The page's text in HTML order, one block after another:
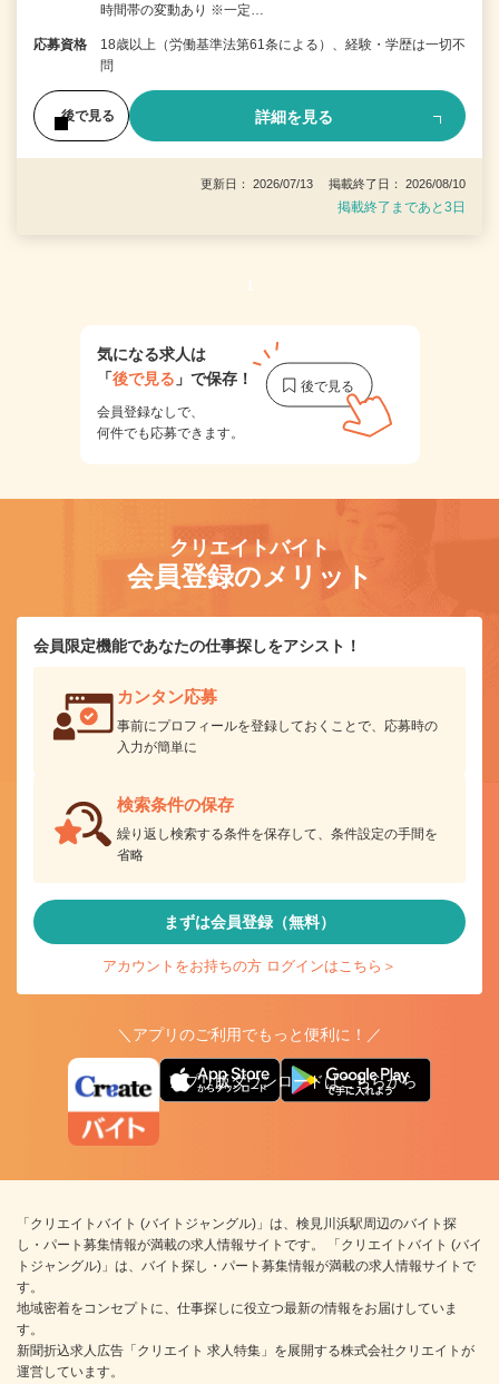
時間帯の変動あり ※一定…
応募資格
18歳以上（労働基準法第61条による）、経験・学歴は一切不
問
後で見る 詳細を見る
更新日： 2026/07/13 掲載終了日： 2026/08/10
掲載終了まであと3日
1
気になる求人は
「後で見る 」で保存！
会員登録なしで、
何件でも応募できます。
クリエイトバイト
会員登録のメリット
会員限定機能であなたの仕事探しをアシスト！
カンタン応募
事前にプロフィールを登録しておくことで、応募時の
入力が簡単に
検索条件の保存
繰り返し検索する条件を保存して、条件設定の手間を
省略
まずは会員登録（無料）
アカウントをお持ちの方 ログインはこちら＞
＼アプリのご利用でもっと便利に！／
アプリ版ダウンロードはこちらから
「クリエイトバイト (バイトジャングル)」は、検見川浜駅周辺のバイト探
し・パート募集情報が満載の求人情報サイトです。 「クリエイトバイト (バイ
トジャングル)」は、バイト探し・パート募集情報が満載の求人情報サイトで
す。
地域密着をコンセプトに、仕事探しに役立つ最新の情報をお届けしていま
す。
新聞折込求人広告「クリエイト 求人特集」を展開する株式会社クリエイトが
運営しています。